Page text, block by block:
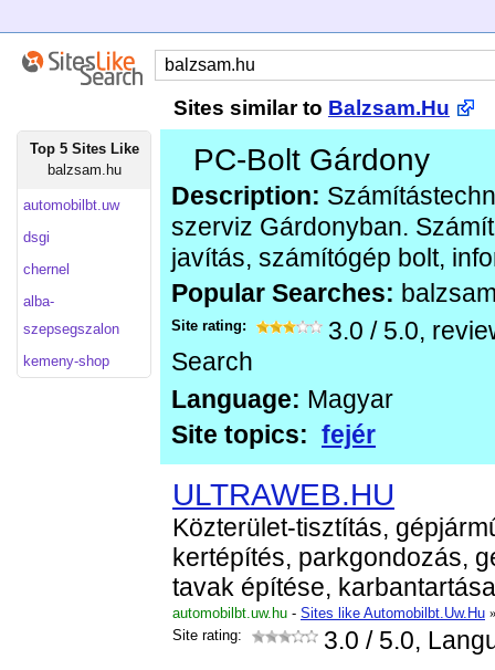
Sites similar to Balzsam.Hu
Top 5 Sites Like
balzsam.hu
automobilbt.uw
dsgi
chernel
alba-
szepsegszalon
kemeny-shop
PC-Bolt Gárdony
Description:
szerviz Gárdonyban.
javítás, számítógép bolt,
Popular Searches:
Site rating: 3.0 / 5.0,
Search
Language: Magyar
Site topics: fejér
ULTRAWEB.HU
Közterület-tisztítás,
kertépítés, parkgondozás,
tavak építése,
automobilbt.uw.hu - Sites like Automobilbt.Uw.Hu
Site rating:
3.0 / 5.0,